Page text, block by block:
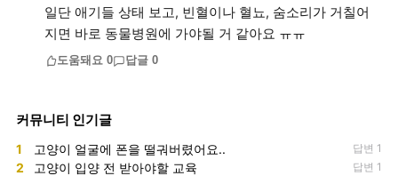
일단 애기들 상태 보고, 빈혈이나 혈뇨, 숨소리가 거칠어
지면 바로 동물병원에 가야될 거 같아요 ㅠㅠ
도움돼요 0 답글 0
커뮤니티 인기글
1 고양이 얼굴에 폰을 떨궈버렸어요.. 답변 1
2 고양이 입양 전 받아야할 교육 답변 1